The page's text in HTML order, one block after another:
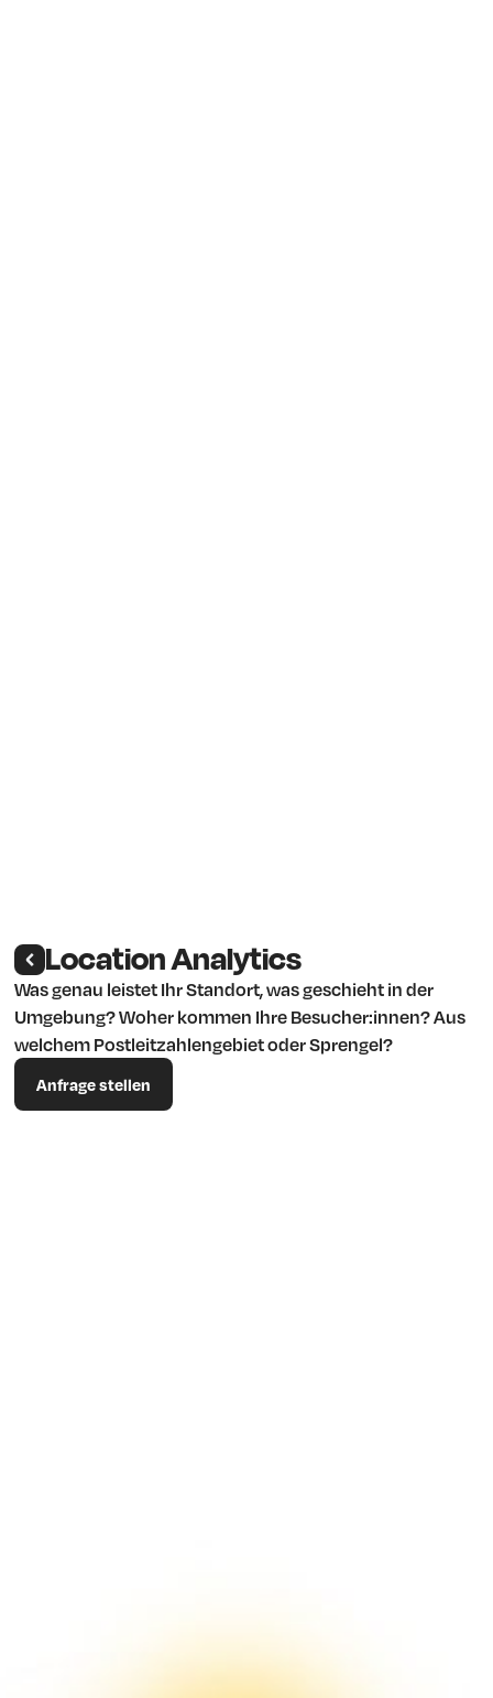
Location Analytics
Was genau leistet Ihr Standort, was geschieht in der
Umgebung? Woher kommen Ihre Besucher:innen? Aus
welchem Postleitzahlengebiet oder Sprengel?
Anfrage stellen